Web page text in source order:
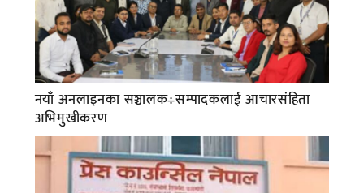
नयाँ अनलाइनका सञ्चालक÷सम्पादकलाई आचारसंहिता
अभिमुखीकरण